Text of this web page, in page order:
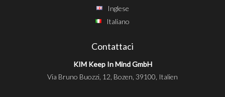
Inglese
Italiano
Contattaci
KIM Keep In Mind GmbH
Via Bruno Buozzi, 12, Bozen, 39100, Italien